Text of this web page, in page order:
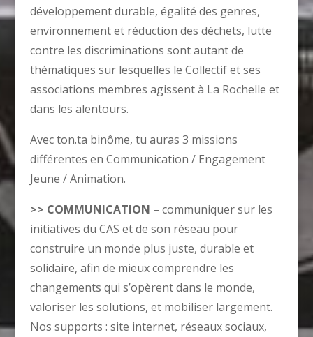
développement durable, égalité des genres,
environnement et réduction des déchets, lutte
contre les discriminations sont autant de
thématiques sur lesquelles le Collectif et ses
associations membres agissent à La Rochelle et
dans les alentours.
Avec ton.ta binôme, tu auras 3 missions
différentes en Communication / Engagement
Jeune / Animation.
>> COMMUNICATION – communiquer sur les
initiatives du CAS et de son réseau pour
construire un monde plus juste, durable et
solidaire, afin de mieux comprendre les
changements qui s’opèrent dans le monde,
valoriser les solutions, et mobiliser largement.
Nos supports : site internet, réseaux sociaux,